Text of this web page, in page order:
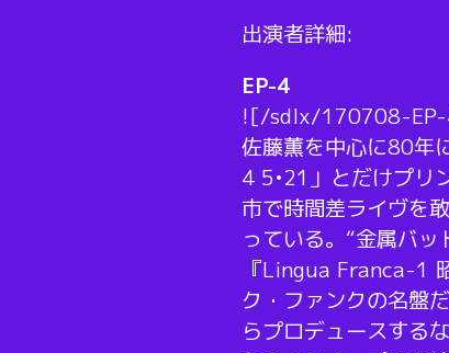
出演者詳細:
EP-4
![/sdlx/170708-
佐藤薫を中心に80年
4 5•21」とだけプリ
市で時間差ライヴを
っている。“金属バ
『Lingua Franca-1
ク・ファンクの名盤
らプロデュースする